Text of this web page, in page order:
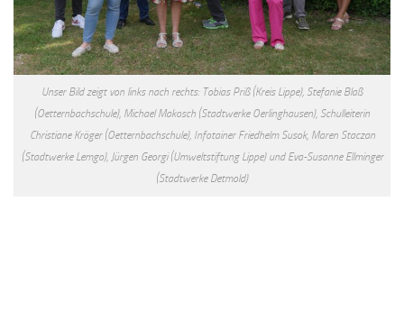
Unser Bild zeigt von links nach rechts: Tobias Priß (Kreis Lippe), Stefanie Blaß
(Oetternbachschule), Michael Makosch (Stadtwerke Oerlinghausen), Schulleiterin
Christiane Kröger (Oetternbachschule), Infotainer Friedhelm Susok, Maren Staczan
(Stadtwerke Lemgo), Jürgen Georgi (Umweltstiftung Lippe) und Eva-Susanne Ellminger
(Stadtwerke Detmold)